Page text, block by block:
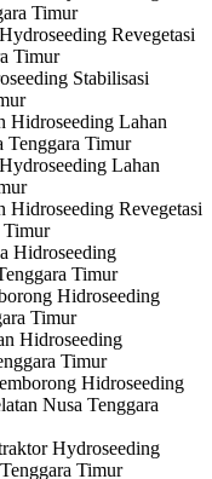
Timur
Revegetasi
Timur
Stabilisasi
Hidroseeding Lahan
Tenggara Timur
Lahan
Hidroseeding Revegetasi
Timur
Hidroseeding
Timur
Hidroseeding
Timur
Hidroseeding
Timur
Hidroseeding
Nusa Tenggara
Hydroseeding
Timur